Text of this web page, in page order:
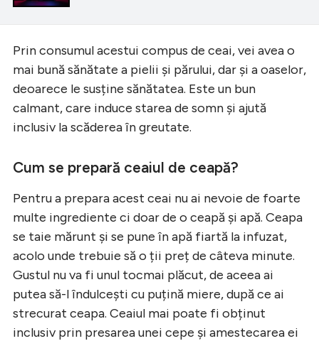
Prin consumul acestui compus de ceai, vei avea o
mai bună sănătate a pielii și părului, dar și a oaselor,
deoarece le susține sănătatea. Este un bun
calmant, care induce starea de somn și ajută
inclusiv la scăderea în greutate.
Cum se prepară ceaiul de ceapă?
Pentru a prepara acest ceai nu ai nevoie de foarte
multe ingrediente ci doar de o ceapă și apă. Ceapa
se taie mărunt și se pune în apă fiartă la infuzat,
acolo unde trebuie să o ții preț de câteva minute.
Gustul nu va fi unul tocmai plăcut, de aceea ai
putea să-l îndulcești cu puțină miere, după ce ai
strecurat ceapa. Ceaiul mai poate fi obținut
inclusiv prin presarea unei cepe și amestecarea ei